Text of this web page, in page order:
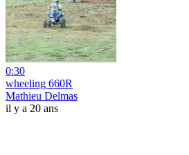
0:30
wheeling 660R
Mathieu Delmas
il y a 20 ans